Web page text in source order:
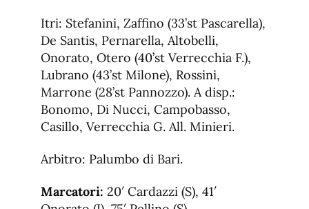
Itri: Stefanini, Zaffino (33’st Pascarella),
De Santis, Pernarella, Altobelli,
Onorato, Otero (40’st Verrecchia F.),
Lubrano (43’st Milone), Rossini,
Marrone (28’st Pannozzo). A disp.:
Bonomo, Di Nucci, Campobasso,
Casillo, Verrecchia G. All. Minieri.
Arbitro: Palumbo di Bari.
Marcatori: 20′ Cardazzi (S), 41′